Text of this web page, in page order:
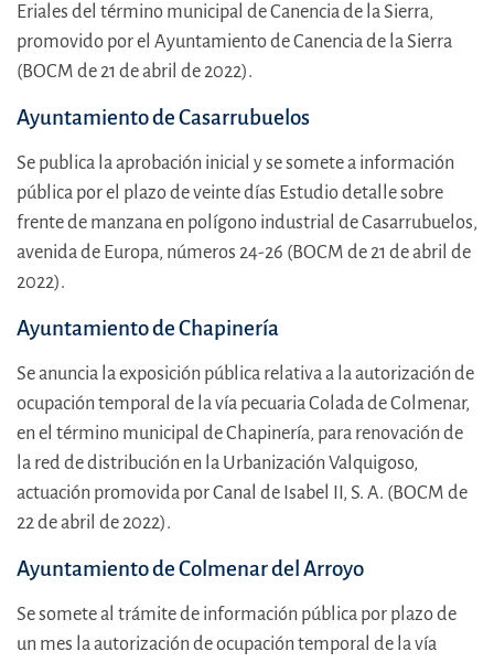
Eriales del término municipal de Canencia de la Sierra,
promovido por el Ayuntamiento de Canencia de la Sierra
(BOCM de 21 de abril de 2022).
Ayuntamiento de Casarrubuelos
Se publica la aprobación inicial y se somete a información
pública por el plazo de veinte días Estudio detalle sobre
frente de manzana en polígono industrial de Casarrubuelos,
avenida de Europa, números 24-26 (BOCM de 21 de abril de
2022).
Ayuntamiento de Chapinería
Se anuncia la exposición pública relativa a la autorización de
ocupación temporal de la vía pecuaria Colada de Colmenar,
en el término municipal de Chapinería, para renovación de
la red de distribución en la Urbanización Valquigoso,
actuación promovida por Canal de Isabel II, S. A. (BOCM de
22 de abril de 2022).
Ayuntamiento de Colmenar del Arroyo
Se somete al trámite de información pública por plazo de
un mes la autorización de ocupación temporal de la vía